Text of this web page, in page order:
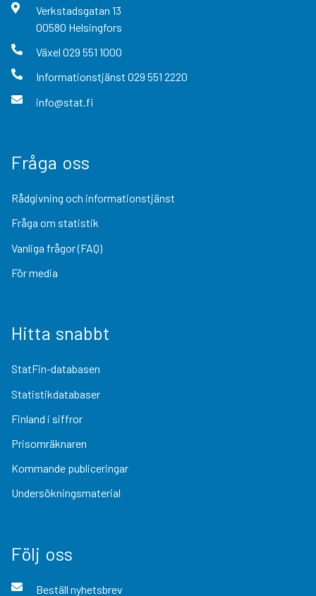
Verkstadsgatan 13
00580 Helsingfors
Växel 029 551 1000
Informationstjänst 029 551 2220
info@stat.fi
Fråga oss
Rådgivning och informationstjänst
Fråga om statistik
Vanliga frågor (FAQ)
För media
Hitta snabbt
StatFin-databasen
Statistikdatabaser
Finland i siffror
Prisomräknaren
Kommande publiceringar
Undersökningsmaterial
Följ oss
Beställ nyhetsbrev